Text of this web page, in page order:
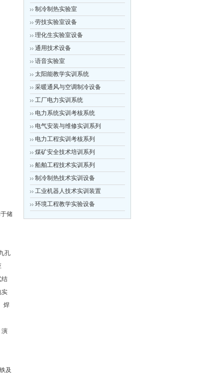
储
孔
结
实
焊
演
及
制冷制热实验室
劳技实验室设备
理化生实验室设备
通用技术设备
语音实验室
太阳能教学实训系统
采暖通风与空调制冷设备
工厂电力实训系统
电力系统实训考核系统
电气安装与维修实训系列
电力工程实训考核系列
煤矿安全技术培训系列
船舶工程技术实训系列
制冷制热技术实训设备
工业机器人技术实训装置
环境工程教学实验设备